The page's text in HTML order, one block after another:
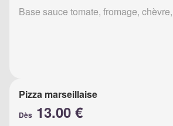
Base sauce tomate, fromage,
Pizza marseillaise
Dès 13.00 €